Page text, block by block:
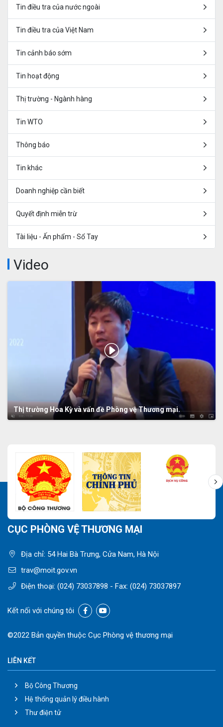
Tin điều tra của nước ngoài
Tin điều tra của Việt Nam
Tin cảnh báo sớm
Tin hoạt động
Thị trường - Ngành hàng
Tin WTO
Thông báo
Tin khác
Doanh nghiệp cần biết
Quyết định miễn trừ
Tài liệu - Ấn phẩm - Sổ Tay
Video
Thị trường Hoa Kỳ và vấn đề Phòng vệ Thương mại.
CỤC PHÒNG VỆ THƯƠNG MẠI
Địa chỉ: 54 Hai Bà Trưng, Cửa Nam, Hà Nội
trav@moit.gov.vn
Điện thoại: (024) 73037898 - Fax: (024) 73037897
Kết nối với chúng tôi
©2022 Bản quyền thuộc Cục Phòng vệ thương mại
LIÊN KẾT
Bộ Công Thương
Hệ thống quản lý điều hành
Thư điện tử